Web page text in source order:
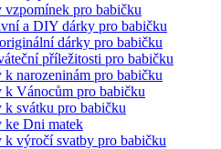
pro babičku
a DIY dárky pro babičku
dárky pro babičku
příležitosti pro babičku
k narozeninám pro babičku
k Vánocům pro babičku
k svátku pro babičku
ke Dni matek
k výročí svatby pro babičku